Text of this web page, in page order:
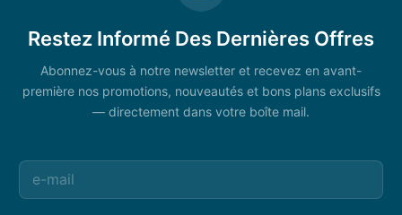
Restez Informé Des Dernières Offres
Abonnez-vous à notre newsletter et recevez en avant-
première nos promotions, nouveautés et bons plans exclusifs
— directement dans votre boîte mail.